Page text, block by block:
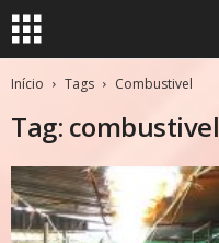
Início Tags Combustivel
Tag: combustivel